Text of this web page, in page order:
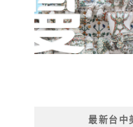
最新台中